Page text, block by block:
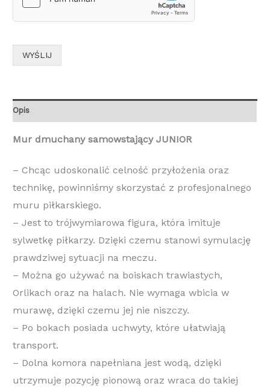
WYŚLIJ
Opis
Mur dmuchany samowstający JUNIOR
– Chcąc udoskonalić celność przyłożenia oraz
technikę, powinniśmy skorzystać z profesjonalnego
muru piłkarskiego.
– Jest to trójwymiarowa figura, która imituje
sylwetkę piłkarzy. Dzięki czemu stanowi symulację
prawdziwej sytuacji na meczu.
– Można go używać na boiskach trawiastych,
Orlikach oraz na halach. Nie wymaga wbicia w
murawę, dzięki czemu jej nie niszczy.
– Po bokach posiada uchwyty, które ułatwiają
transport.
– Dolna komora napełniana jest wodą, dzięki
utrzymuje pozycję pionową oraz wraca do takiej